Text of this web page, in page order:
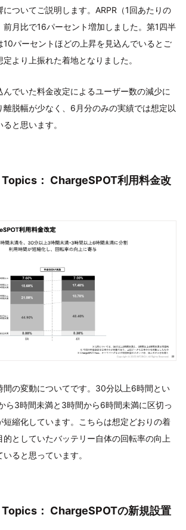
ついてご説明します。ARPR（1回あたりの
前月比で16パーセント増加しました。第1四半
10パーセントほどの上昇を見込んでいるとご
より上振れた着地となりました。
んでいた料金改定によるユーザー数の減少に
離脱幅が少なく、6月分のみの実績では想定以
と思います。
： ChargeSPOT利用料金改
間の変動についてです。30分以上6時間とい
ら3時間未満と3時間から6時間未満に区切っ
短縮化しています。こちらは想定どおりの着
としていたバッテリー自体の回転率の向上
ると思っています。
： ChargeSPOTの新規設置